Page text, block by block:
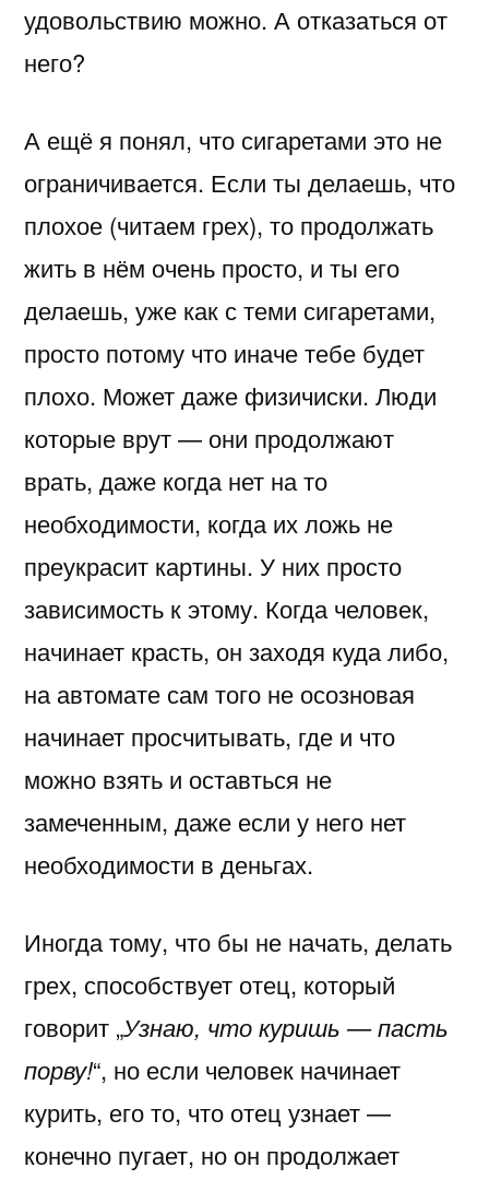
удовольствию можно. А отказаться от
него?
А ещё я понял, что сигаретами это не
ограничивается. Если ты делаешь, что
плохое (читаем грех), то продолжать
жить в нём очень просто, и ты его
делаешь, уже как с теми сигаретами,
просто потому что иначе тебе будет
плохо. Может даже физичиски. Люди
которые врут — они продолжают
врать, даже когда нет на то
необходимости, когда их ложь не
преукрасит картины. У них просто
зависимость к этому. Когда человек,
начинает красть, он заходя куда либо,
на автомате сам того не осозновая
начинает просчитывать, где и что
можно взять и оставться не
замеченным, даже если у него нет
необходимости в деньгах.
Иногда тому, что бы не начать, делать
грех, способствует отец, который
говорит „Узнаю, что куришь — пасть
порву!“, но если человек начинает
курить, его то, что отец узнает —
конечно пугает, но он продолжает